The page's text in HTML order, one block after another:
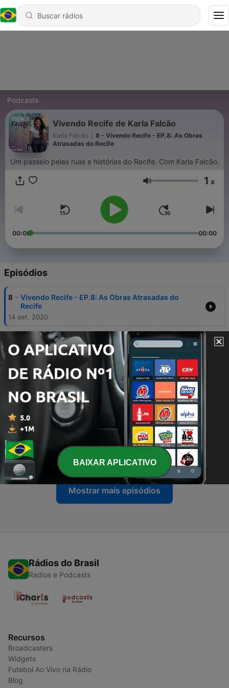
Podcasts
Vivendo Recife de Karla Falcão
Karla Falcão
8 - Vivendo Recife - EP.8: As Obras
Atrasadas do Recife
Um passeio pelas ruas e histórias do Recife. Com Karla Falcão.
Volume 1 x
00:00 00:00
Episódios
8 - Vivendo Recife - EP.8: As Obras Atrasadas do
Recife
14 set. 2020
Vivendo Recife - EP.7: A História das Avenidas do
Recife
29 ago. 2020
5 - Vivendo Recife - Ep.5: Mercados
Vivendo Recife: Especial de São João
24 jun. 2020
3 - Vivendo Recife. Ep.3 - Do Ibura pro Mundo
18 jun. 2020
Mostrar mais episódios
Rádios do Brasil
Radios e Podcasts
Recursos
Broadcasters
Widgets
Futebol Ao Vivo na Rádio
Blog
BAIXAR APLICATIVO